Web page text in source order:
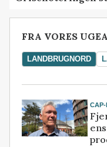
FRA VORES
LANDBRUGNORD